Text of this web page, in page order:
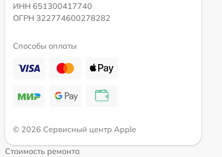
ИНН 651300417740
ОГРН 322774600278282
Способы оплаты
© 2026 Сервисный центр Apple
Стоимость ремонта